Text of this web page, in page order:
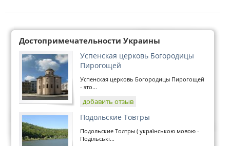
Достопримечательности Украины
Успенская церковь Богородицы
Пирогощей
Успенская церковь Богородицы Пирогощей
- это...
добавить отзыв
Подольские Товтры
Подольские Толтры ( українською мовою -
Подільські...